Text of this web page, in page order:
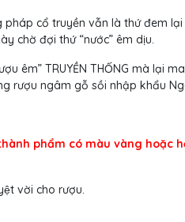
pháp cổ truyền vẫn là thứ đem lại
chờ đợi thứ “nước” êm dịu.
êm” TRUYỀN THỐNG mà lại
rượu ngâm gỗ sồi nhập khẩu
phẩm có màu vàng hoặc
vời cho rượu.